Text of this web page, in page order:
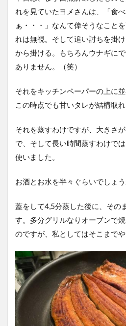
れを見ていたヨメさんは、「食
ぁ・・・」なんて偉そうなこと
れは無視。そして追い討ちを掛
から掛ける。もちろんウナギに
ありません。（笑）
それをキッチンペーパーの上に
この時点でも甘いタレが結構取れ
それを蒸すわけですが、大きさ
で、そして長い時間蒸すわけで
使いました。
お酒とお水を半々ぐらいでしょう
蓋をして4,5分蒸した後に、その
す。多分グリルなりオーブンで
のですが、私としてはそこまでや